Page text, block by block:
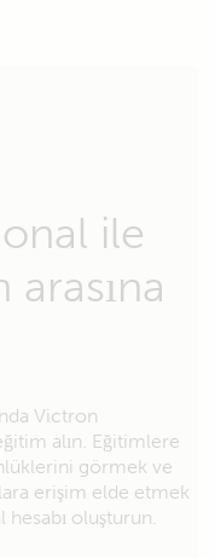
ile
Victron
alın. Eğitimlere
görmek ve
erişim elde etmek
oluşturun.